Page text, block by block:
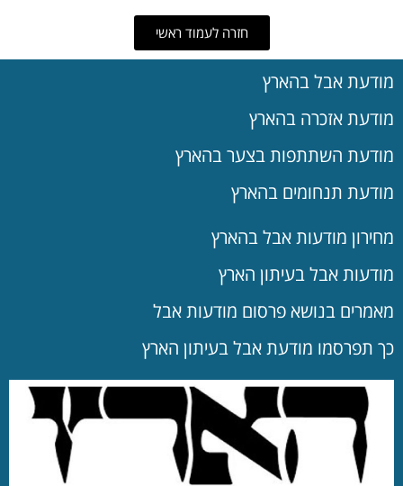
חזרה לעמוד ראשי
מודעת אבל בהארץ
מודעת אזכרה בהארץ
מודעת השתתפות בצער בהארץ
מודעת תנחומים בהארץ
מחירון מודעות אבל בהארץ
מודעות אבל בעיתון הארץ
מאמרים בנושא פרסום מודעות אבל
כך תפרסמו מודעת אבל בעיתון הארץ